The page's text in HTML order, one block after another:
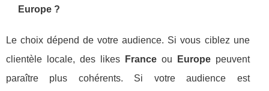
Europe ?
Le choix dépend de votre audience. Si vous ciblez une
clientèle locale, des likes
Franceou Europepeuvent
paraître plus cohérents. Si votre audience est